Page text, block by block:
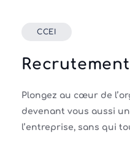
CCEI
Recrutement
Plongez au cœur de
devenant vous aussi
l’entreprise, sans qui